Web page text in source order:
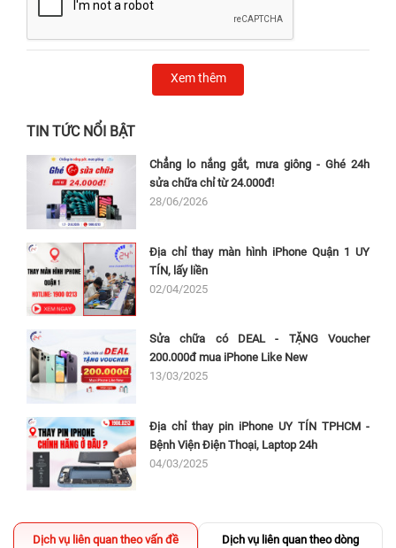
Xem thêm
TIN TỨC NỔI BẬT
Chẳng lo nắng gắt, mưa giông - Ghé 24h
sửa chữa chỉ từ 24.000đ!
28/06/2026
Địa chỉ thay màn hình iPhone Quận 1 UY
TÍN, lấy liền
02/04/2025
Sửa chữa có DEAL - TẶNG Voucher
200.000đ mua iPhone Like New
13/03/2025
Địa chỉ thay pin iPhone UY TÍN TPHCM -
Bệnh Viện Điện Thoại, Laptop 24h
04/03/2025
Dịch vụ liên quan theo vấn đề Dịch vụ liên quan theo dòng